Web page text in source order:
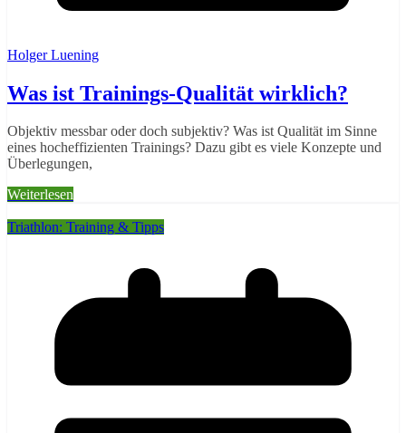
Holger Luening
Was ist Trainings-Qualität wirklich?
Objektiv messbar oder doch subjektiv? Was ist Qualität im Sinne
eines hocheffizienten Trainings? Dazu gibt es viele Konzepte und
Überlegungen,
Weiterlesen
Triathlon: Training & Tipps